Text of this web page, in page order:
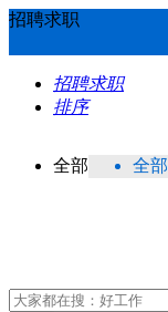
招聘求职
招聘求职
排序
全部 全部